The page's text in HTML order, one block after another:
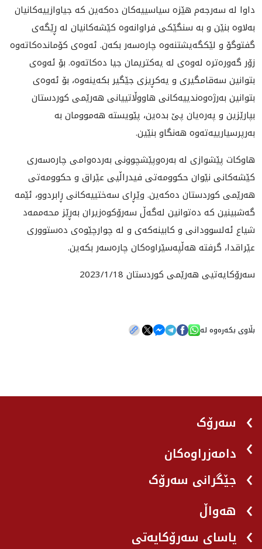
داوا لە سەرجەم هێزە سیاسییەکان دەکەین کە جیاوازییەکانیان
بەلاوە بنێن و بە سنگێکی فراوانەوە کێشەکانیان لە ڕێگەی
گفتوگۆ و لێکگەیشتنەوە چارەسه‌ر بکەن. ئەوەی کۆماندەکاتەوە
زۆر گەورەترە لەوەی لە یەکتریمان جیا دەکاتەوە. بۆ ئەوەی
بتوانین سەقامگیری و یەکڕیزی جێگیر بکەینەوە، بۆ ئەوەی
بتوانین بەرژەوەندییەکانی هاووڵاتییانی هەرێمی کوردستان
بپارێزین و پەرەیان پێ بدەین، پێویستە هەموومان بە
بەرپرسیارییەتەوە هەنگاو بنێین.
هاوکات پێشوازی لە بەرەوپێشچوونی به‌رده‌وامى چارەسه‌ری
كێشه‌كانی نێوان حکوومەتی فيدراڵيى عێراق و حکوومەتی
هەرێمی کوردستان دەکەین. وێڕاى سه‌ختييه‌كانى ڕابردوو، ئێمە
گەشبینین کە دەتوانین لەگەڵ سەرۆکوەزیران به‌ڕێز محەممەد
شیاع ئه‌لسوودانی و کابینەکەی و لە چوارچێوەی دەستووری
عێراقدا، گرفتە هەڵپەسێراوەکان چارەسەر بکەین.
سه‌رۆكايه‌تيى هه‌رێمى كوردستان 2023/1/18
بڵاوی بکەرەوە لە
سەرۆک
دامەزراوەکان
جێگرانی سه‌رۆک
هه‌واڵ
یاسای سەرۆکایەتی